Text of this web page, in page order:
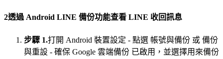
2透過 Android LINE 備份功能查看 LINE 收回訊息
步驟 1.打開 Android 裝置設定 - 點選 帳號與備份 或 備份
與重設 - 確保 Google 雲端備份 已啟用，並選擇用來備份